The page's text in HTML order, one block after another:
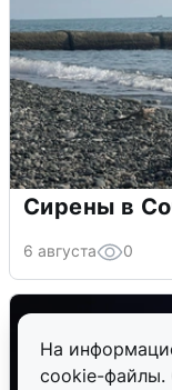
На
cookie-файлы.
Сирены в
6 августа 0